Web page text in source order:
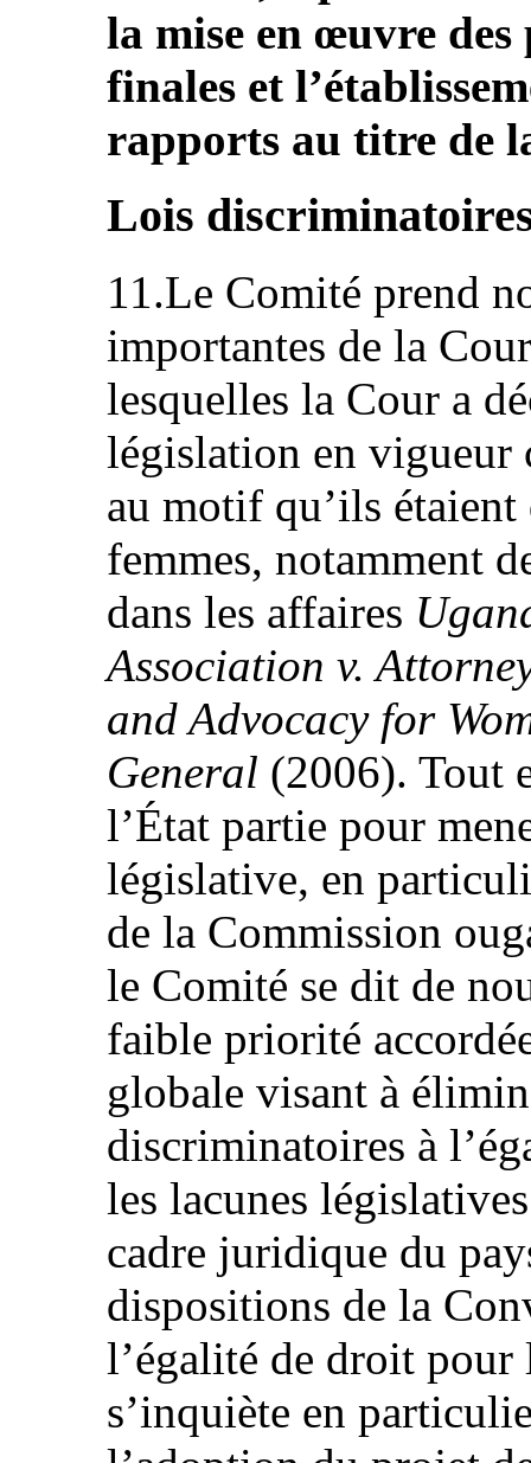
la mise en œuvre des
finales et
rapports au titre de
Lois
11.Le Comité prend
importantes de la
lesquelles la Cour a
législation en vigueur
au motif qu’ils
femmes, notamment
dans les affaires
Association v.
and Advocacy for
General (2006). Tout
l’État partie pour
législative, en
de la Commission
le Comité se dit de
faible priorité
globale visant à
discriminatoires à
les lacunes
cadre juridique du
dispositions de la
l’égalité de droit pour
s’inquiète en